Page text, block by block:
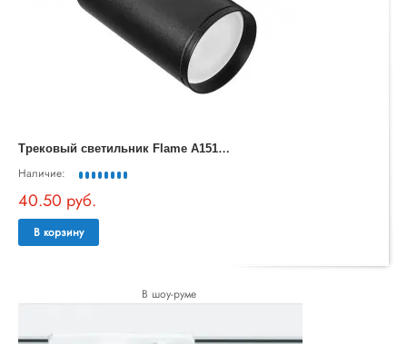
Т
рековый светильник Flame A1519PL-1BK
Наличие:
40.50 руб.
В корзину
В шоу-руме